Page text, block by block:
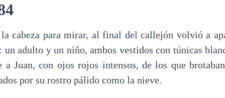
cabeza para mirar, al final del callejón volvió a
un adulto y un niño, ambos vestidos con túnicas
Juan, con ojos rojos intensos, de los que
por su rostro pálido como la nieve.